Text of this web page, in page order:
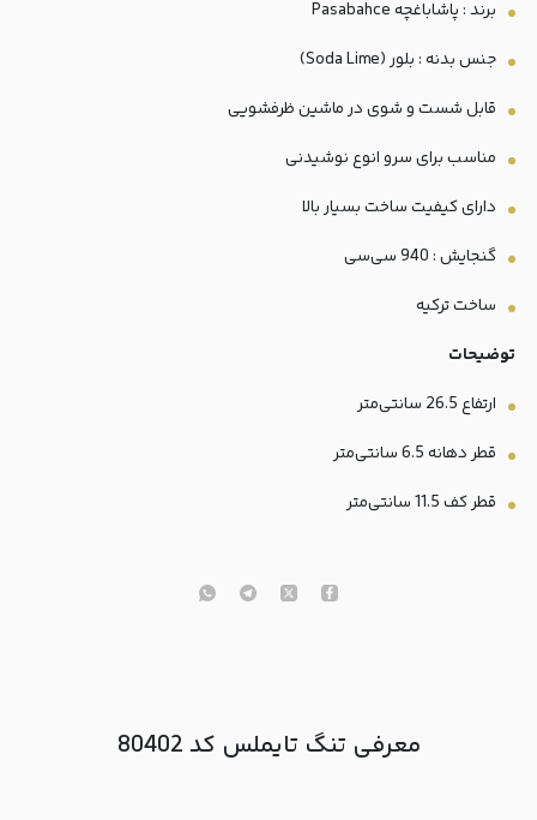
برند : پاشاباغچه Pasabahce
جنس بدنه : بلور (Soda Lime)
قابل شست و شوی در ماشین ظرفشویی
مناسب برای سرو انوع نوشیدنی
دارای کیفیت ساخت بسیار بالا
گنجایش : 940 سی‌سی
ساخت ترکیه
توضیحات
ارتفاع 26.5 سانتی‌متر
قطر دهانه 6.5 سانتی‌متر
قطر کف 11.5 سانتی‌متر
معرفی تنگ تایملس کد 80402